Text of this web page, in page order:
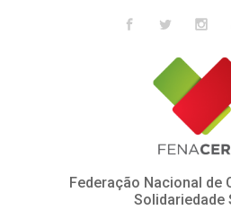
Federação Nacional de
Solidariedade